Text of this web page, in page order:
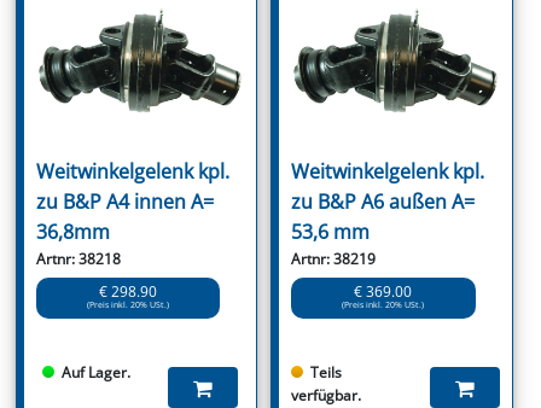
Weitwinkelgelenk kpl.
zu B&P A4 innen A=
36,8mm
Artnr: 38218
€ 298.90
(Preis inkl. 20% USt.)
Auf Lager.
Weitwinkelgelenk kpl.
zu B&P A6 außen A=
53,6 mm
Artnr: 38219
€ 369.00
(Preis inkl. 20% USt.)
Teils
verfügbar.